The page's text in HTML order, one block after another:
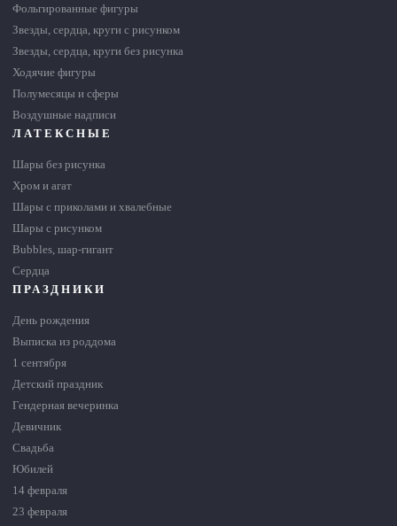
Фольгированные фигуры
Звезды, сердца, круги с рисунком
Звезды, сердца, круги без рисунка
Ходячие фигуры
Полумесяцы и сферы
Воздушные надписи
ЛАТЕКСНЫЕ
Шары без рисунка
Хром и агат
Шары с приколами и хвалебные
Шары с рисунком
Bubbles, шар-гигант
Сердца
ПРАЗДНИКИ
День рождения
Выписка из роддома
1 сентября
Детский праздник
Гендерная вечеринка
Девичник
Свадьба
Юбилей
14 февраля
23 февраля